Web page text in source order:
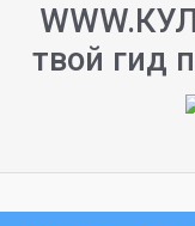
твой гид